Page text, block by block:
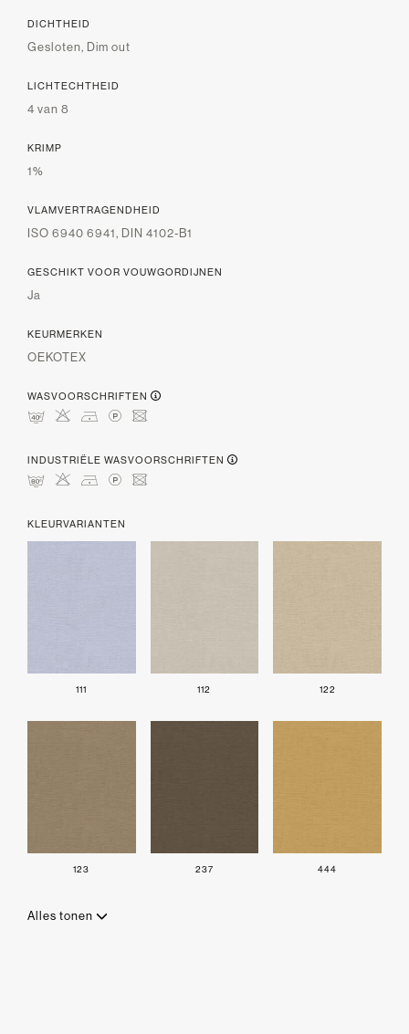
DICHTHEID
Gesloten, Dim out
LICHTECHTHEID
4 van 8
KRIMP
1%
VLAMVERTRAGENDHEID
ISO 6940 6941, DIN 4102-B1
GESCHIKT VOOR VOUWGORDIJNEN
Ja
KEURMERKEN
OEKOTEX
WASVOORSCHRIFTEN
nHDLU
INDUSTRIËLE WASVOORSCHRIFTEN
pHDLU
KLEURVARIANTEN
111 112 122
123 237 444
Alles tonen